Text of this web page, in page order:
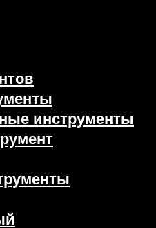
инструменты